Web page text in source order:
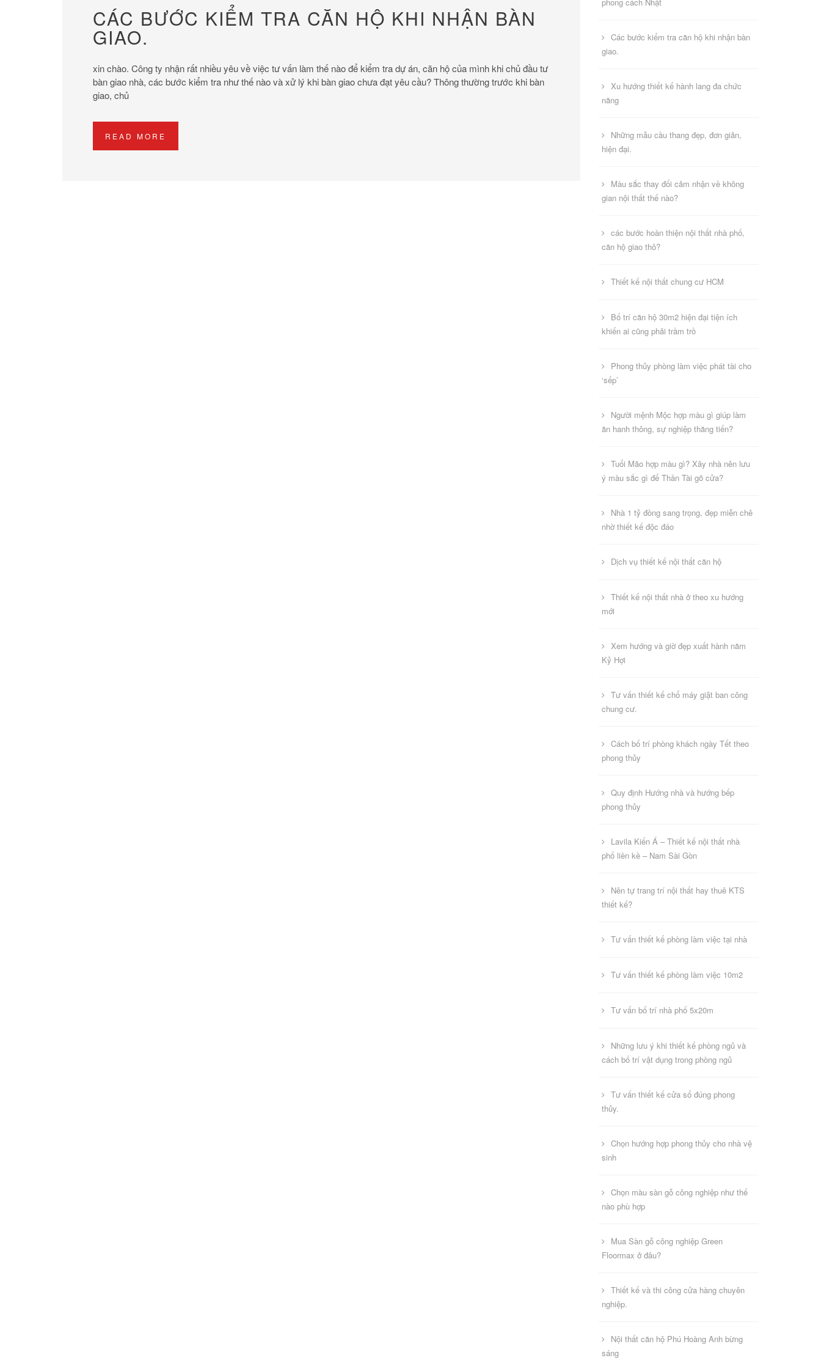
CÁC BƯỚC KIỂM TRA CĂN HỘ KHI NHẬN BÀN
GIAO.
xin chào. Công ty nhận rất nhiều yêu về việc tư vấn làm thế nào để kiểm tra dự án, căn hộ của mình khi chủ đầu tư
bàn giao nhà, các bước kiểm tra như thế nào và xử lý khi bàn giao chưa đạt yêu cầu? Thông thường trước khi bàn
giao, chủ
READ MORE
Các bước kiểm tra căn hộ khi nhận bàn
giao.
Xu hướng thiết kế hành lang đa chức
năng
Những mẫu cầu thang đẹp, đơn giản,
hiện đại.
Màu sắc thay đổi cảm nhận về không
gian nội thất thế nào?
các bước hoàn thiện nội thất nhà phố,
căn hộ giao thô?
Thiết kế nội thất chung cư HCM
Bố trí căn hộ 30m2 hiện đại tiện ích
khiến ai cũng phải trầm trồ
Phong thủy phòng làm việc phát tài cho
‘sếp’
Người mệnh Mộc hợp màu gì giúp làm
ăn hanh thông, sự nghiệp thăng tiến?
Tuổi Mão hợp màu gì? Xây nhà nên lưu
ý màu sắc gì để Thần Tài gõ cửa?
Nhà 1 tỷ đồng sang trọng, đẹp miễn chê
nhờ thiết kế độc đáo
Dịch vụ thiết kế nội thất căn hộ
Thiết kế nội thất nhà ở theo xu hướng
mới
Xem hướng và giờ đẹp xuất hành năm
Kỷ Hợi
Tư vấn thiết kế chổ máy giặt ban công
chung cư.
Cách bố trí phòng khách ngày Tết theo
phong thủy
Quy định Hướng nhà và hướng bếp
phong thủy
Lavila Kiến Á – Thiết kế nội thất nhà
phố liền kề – Nam Sài Gòn
Nên tự trang trí nội thất hay thuê KTS
thiết kế?
Tư vấn thiết kế phòng làm việc tại nhà
Tư vấn thiết kế phòng làm việc 10m2
Tư vấn bố trí nhà phố 5x20m
Những lưu ý khi thiết kế phòng ngủ và
cách bố trí vật dụng trong phòng ngủ
Tư vấn thiết kế cửa sổ đúng phong
thủy.
Chọn hướng hợp phong thủy cho nhà vệ
sinh
Chọn màu sàn gỗ công nghiệp như thế
nào phù hợp
Mua Sàn gỗ công nghiệp Green
Floormax ở đâu?
Thiết kế và thi công cửa hàng chuyên
nghiệp.
Nội thất căn hộ Phú Hoàng Anh bừng
sáng